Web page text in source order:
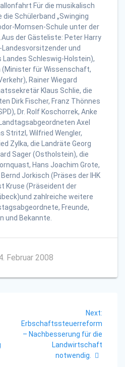
Für die musikalisch
Schülerband „Swinging
Momsen-Schule unter der
der Gästeliste: Peter Harry
Landesvorsitzender und
Schleswig-Holstein),
(Minister für Wissenschaft,
Rainer Wiegard
Klaus Schlie, die
Dirk Fischer, Franz Thönnes
Dr. Rolf Koschorrek, Anke
Axel
Stritzl, Wilfried Wengler,
Zylka, die Landräte Georg
Sager (Ostholstein), die
Hans Joachim Grote,
Jorkisch (Präses der IHK
Kruse (Präseident der
zahlreiche weitere
Freunde,
und Bekannte.
Februar 2008
Next:
Erbschaftssteuerreform
– Nachbesserung für die
Landwirtschaft
notwendig.